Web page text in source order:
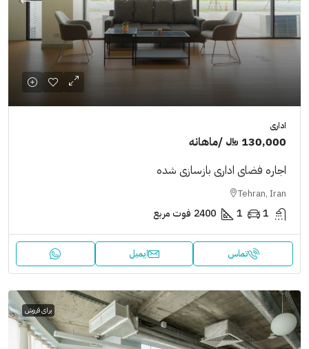
اداری
130,000 ﷼
/ماهانه
اجاره فضای اداری بازسازی شده
Tehran, Iran
1
1
2400 فوت مربع
تماس ایمیل
برای فروش